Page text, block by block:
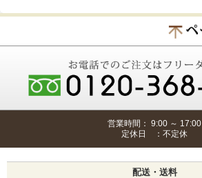
営業時間： 9:00 ～ 17:00
定休日 ：不定休
配送・送料